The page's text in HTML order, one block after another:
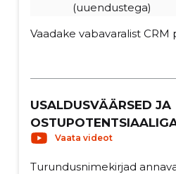
(uuendustega)
Vaadake vabavaralist CRM
USALDUSVÄÄRSED JA
Vaata videot
Turundusnimekirjad